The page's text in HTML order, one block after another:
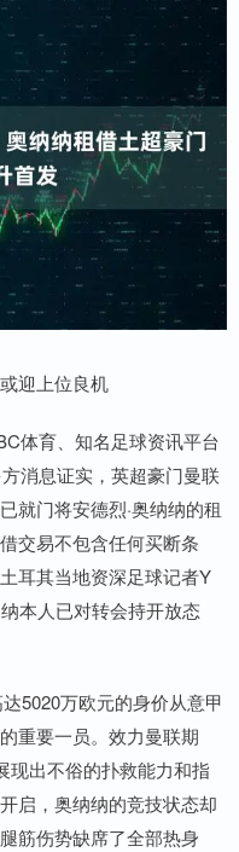
迎上位良机
体育、知名足球资讯平台
消息证实，英超豪门曼联
就门将安德烈·奥纳纳的租
交易不包含任何买断条
耳其当地资深足球记者Y
本人已对转会持开放态
5020万欧元的身价从意甲
重要一员。效力曼联期
现出不俗的扑救能力和指
启，奥纳纳的竞技状态却
筋伤势缺席了全部热身